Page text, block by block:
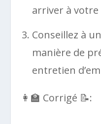
arriver à votre
Conseillez à
manière de
entretien
👩‍🏫 Corrigé 📝: